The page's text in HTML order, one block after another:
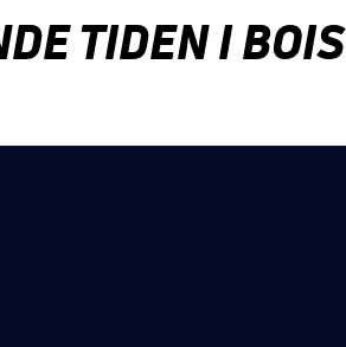
TIDEN I BOIS